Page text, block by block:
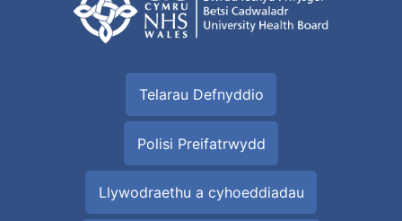
Telarau Defnyddio
Polisi Preifatrwydd
Llywodraethu a cyhoeddiadau